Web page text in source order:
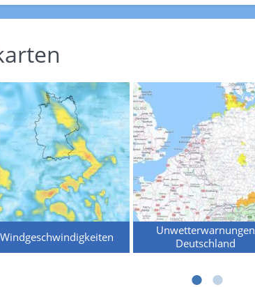
Windgeschwindigkeiten
Unwetterwarnungen
Deutschland